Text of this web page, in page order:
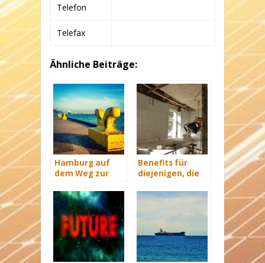
Telefon
Telefax
Ähnliche Beiträge:
Hamburg auf
dem Weg zur
Hauptstadt
Benefits für
diejenigen, die
sanieren